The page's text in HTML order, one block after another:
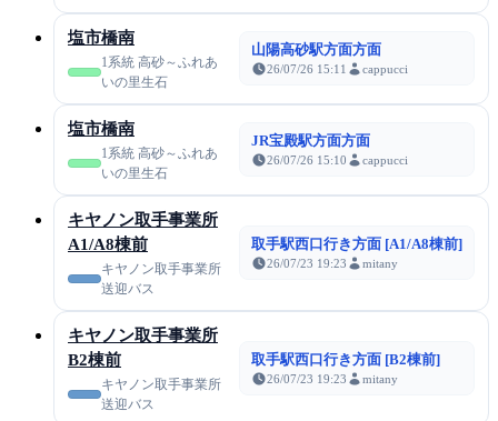
塩市橋南
1系統 高砂～ふれあ
いの里生石
山陽高砂駅方面方面
26/07/26 15:11 cappucci
塩市橋南
1系統 高砂～ふれあ
いの里生石
JR宝殿駅方面方面
26/07/26 15:10 cappucci
キヤノン取手事業所
A1/A8棟前
キヤノン取手事業所
送迎バス
取手駅西口行き方面 [A1/A8棟前]
26/07/23 19:23 mitany
キヤノン取手事業所
B2棟前
キヤノン取手事業所
送迎バス
取手駅西口行き方面 [B2棟前]
26/07/23 19:23 mitany